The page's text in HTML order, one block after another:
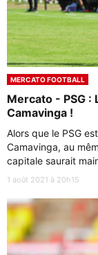
MERCATO FOOTBALL
Mercato - PSG
Camavinga !
Alors que le PSG
Camavinga, au
capitale saurait
1 août 2021 à 20h15